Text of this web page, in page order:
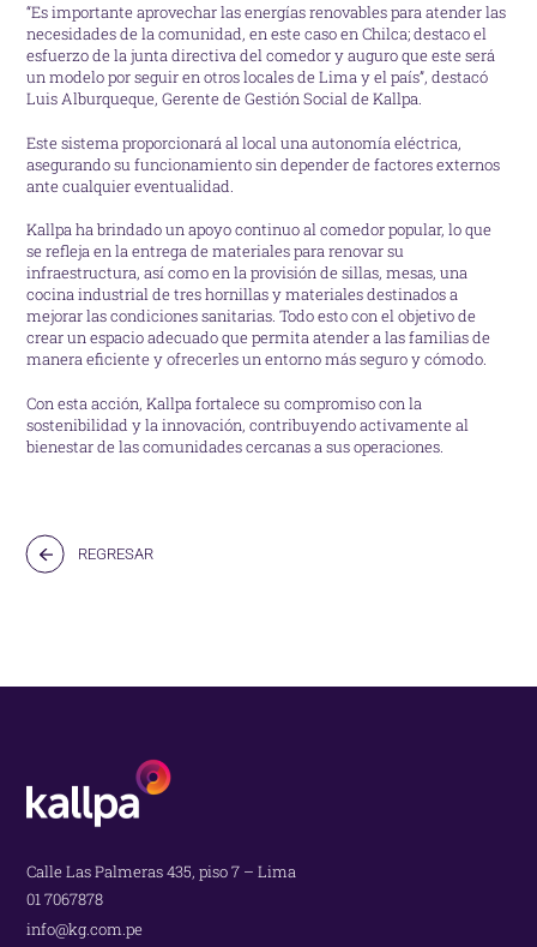
“Es importante aprovechar las energías renovables para atender las
necesidades de la comunidad, en este caso en Chilca; destaco el
esfuerzo de la junta directiva del comedor y auguro que este será
un modelo por seguir en otros locales de Lima y el país”, destacó
Luis Alburqueque, Gerente de Gestión Social de Kallpa.
Este sistema proporcionará al local una autonomía eléctrica,
asegurando su funcionamiento sin depender de factores externos
ante cualquier eventualidad.
Kallpa ha brindado un apoyo continuo al comedor popular, lo que
se refleja en la entrega de materiales para renovar su
infraestructura, así como en la provisión de sillas, mesas, una
cocina industrial de tres hornillas y materiales destinados a
mejorar las condiciones sanitarias. Todo esto con el objetivo de
crear un espacio adecuado que permita atender a las familias de
manera eficiente y ofrecerles un entorno más seguro y cómodo.
Con esta acción, Kallpa fortalece su compromiso con la
sostenibilidad y la innovación, contribuyendo activamente al
bienestar de las comunidades cercanas a sus operaciones.
REGRESAR
Calle Las Palmeras 435, piso 7 – Lima
01 7067878
info@kg.com.pe